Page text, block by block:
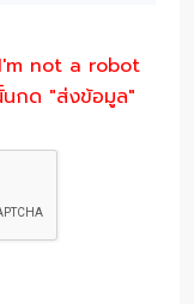
not a robot
นกด "ส่งข้อมูล"